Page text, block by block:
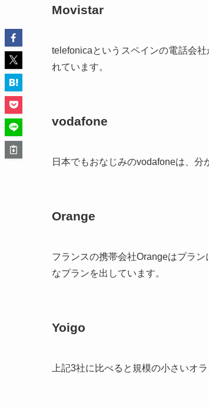
Movistar
telefonicaというスペインの電話会
れています。
vodafone
日本でもおなじみのvodafoneは、分
Orange
フランスの携帯会社Orangeはプラ
なプランを出しています。
Yoigo
上記3社に比べると規模の小さいオ